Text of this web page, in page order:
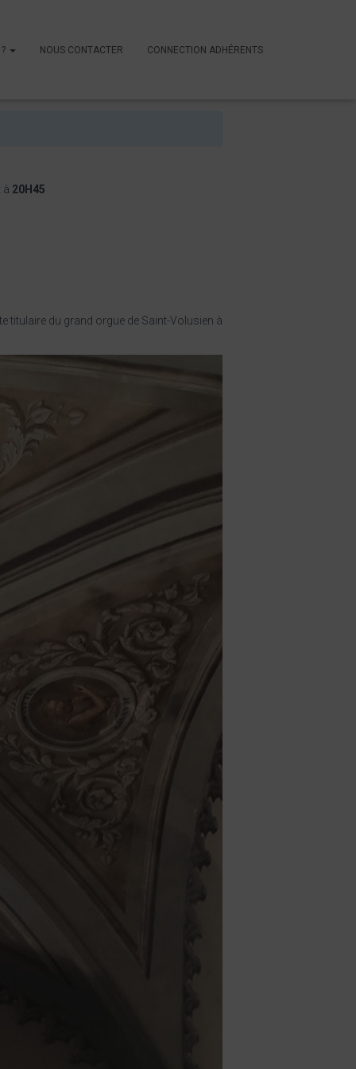
NOUS CONTACTER CONNECTION ADHÉRENTS
à 20H45
titulaire du grand orgue de Saint-Volusien à